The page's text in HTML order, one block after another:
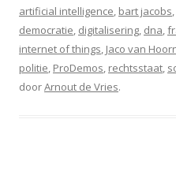
artificial intelligence, bart jacobs,
democratie, digitalisering, dna,
internet of things, Jaco van
politie, ProDemos, rechtsstaat,
doorArnout de Vries.